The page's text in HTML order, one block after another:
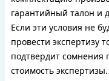
гарантийный талон и
Если эти условия не
провести экспертизу
подтвердит сомнения
стоимость экспертизы.